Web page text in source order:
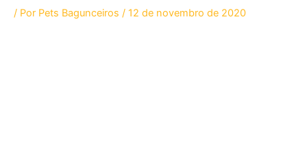
/ Por Pets Bagunceiros / 12 de novembro de 2020